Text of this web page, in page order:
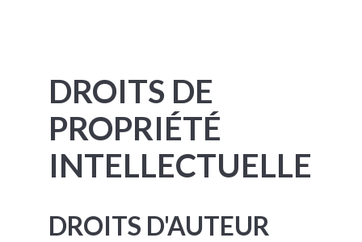
DROITS DE
PROPRIÉTÉ
INTELLECTUELLE
DROITS D'AUTEUR